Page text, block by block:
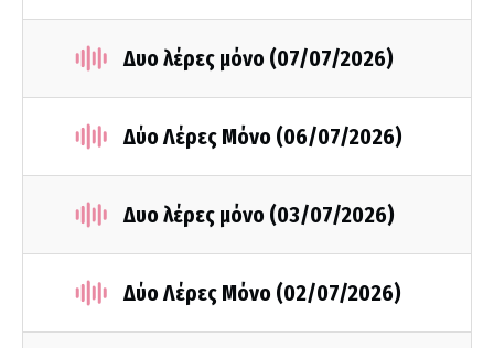
Δυο λέρες μόνο (07/07/2026)
Δύο Λέρες Μόνο (06/07/2026)
Δυο λέρες μόνο (03/07/2026)
Δύο Λέρες Μόνο (02/07/2026)